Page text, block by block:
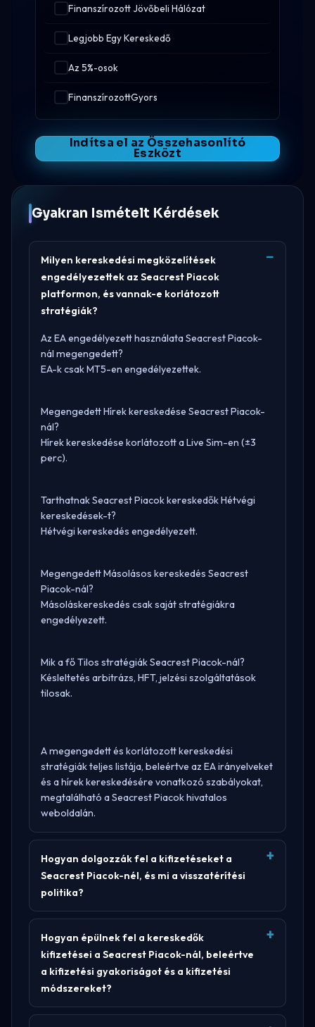
Finanszírozott Jövőbeli Hálózat
Legjobb Egy Kereskedő
Az 5%-osok
FinanszírozottGyors
Indítsa el az Összehasonlító
Eszközt
Gyakran Ismételt Kérdések
Milyen kereskedési megközelítések
engedélyezettek az Seacrest Piacok
platformon, és vannak-e korlátozott
stratégiák?
Az EA engedélyezett használata Seacrest Piacok-
nál megengedett?
EA-k csak MT5-en engedélyezettek.
Megengedett Hírek kereskedése Seacrest Piacok-
nál?
Hírek kereskedése korlátozott a Live Sim-en (±3
perc).
Tarthatnak Seacrest Piacok kereskedők Hétvégi
kereskedések-t?
Hétvégi kereskedés engedélyezett.
Megengedett Másolásos kereskedés Seacrest
Piacok-nál?
Másoláskereskedés csak saját stratégiákra
engedélyezett.
Mik a fő Tilos stratégiák Seacrest Piacok-nál?
Késleltetés arbitrázs, HFT, jelzési szolgáltatások
tilosak.
A megengedett és korlátozott kereskedési
stratégiák teljes listája, beleértve az EA irányelveket
és a hírek kereskedésére vonatkozó szabályokat,
megtalálható aSeacrest Piacok hivatalos
weboldalán.
Hogyan dolgozzák fel a kifizetéseket a
Seacrest Piacok-nél, és mi a visszatérítési
politika?
Hogyan épülnek fel a kereskedők
kifizetései a Seacrest Piacok-nál, beleértve
a kifizetési gyakoriságot és a kifizetési
módszereket?